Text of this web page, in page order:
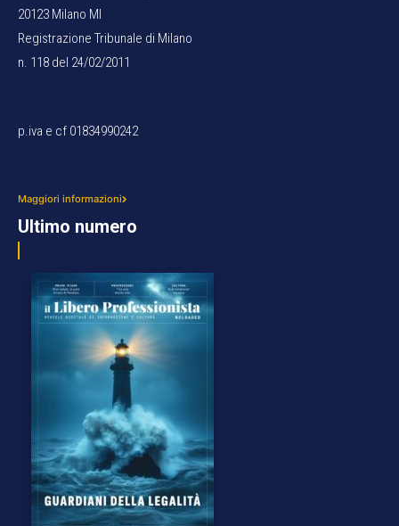
20123 Milano MI
Registrazione Tribunale di Milano
n. 118 del 24/02/2011
p.iva e cf 01834990242
Maggiori informazioni
Ultimo numero